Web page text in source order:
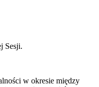
Sesji.
w okresie między